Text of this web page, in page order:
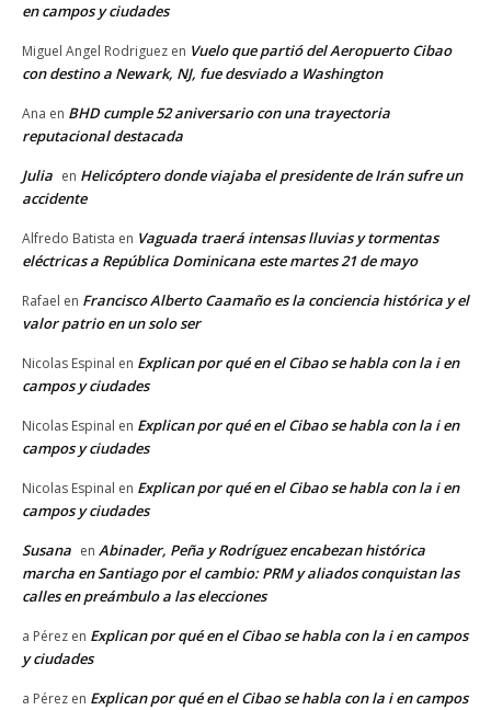
en campos y ciudades
Miguel Angel Rodriguez en Vuelo que partió del Aeropuerto Cibao
con destino a Newark, NJ, fue desviado a Washington
Ana en BHD cumple 52 aniversario con una trayectoria
reputacional destacada
Julia en Helicóptero donde viajaba el presidente de Irán sufre un
accidente
Alfredo Batista en Vaguada traerá intensas lluvias y tormentas
eléctricas a República Dominicana este martes 21 de mayo
Rafael en Francisco Alberto Caamaño es la conciencia histórica y el
valor patrio en un solo ser
Nicolas Espinal en Explican por qué en el Cibao se habla con la i en
campos y ciudades
Nicolas Espinal en Explican por qué en el Cibao se habla con la i en
campos y ciudades
Nicolas Espinal en Explican por qué en el Cibao se habla con la i en
campos y ciudades
Susana en Abinader, Peña y Rodríguez encabezan histórica
marcha en Santiago por el cambio: PRM y aliados conquistan las
calles en preámbulo a las elecciones
a Pérez en Explican por qué en el Cibao se habla con la i en campos
y ciudades
a Pérez en Explican por qué en el Cibao se habla con la i en campos